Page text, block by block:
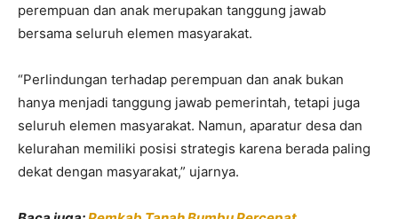
perempuan dan anak merupakan tanggung jawab
bersama seluruh elemen masyarakat.
“Perlindungan terhadap perempuan dan anak bukan
hanya menjadi tanggung jawab pemerintah, tetapi juga
seluruh elemen masyarakat. Namun, aparatur desa dan
kelurahan memiliki posisi strategis karena berada paling
dekat dengan masyarakat,” ujarnya.